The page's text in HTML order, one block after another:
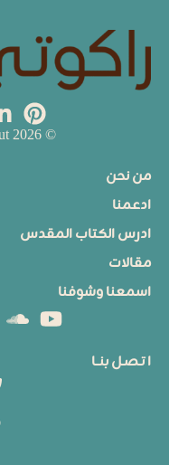
ا تـصـل بنــا
من نحن
ادعمنا
ادرس الكتاب المقدس
مقالات
اسمعنا وشوفنا
© 2026 Rakoty CYCS - Assiut